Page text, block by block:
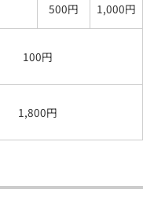
500円 1,000円
100円
1,800円